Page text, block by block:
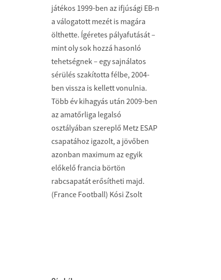
játékos 1999-ben az ifjúsági EB-n
a válogatott mezét is magára
ölthette. Ígéretes pályafutását –
mint oly sok hozzá hasonló
tehetségnek – egy sajnálatos
sérülés szakította félbe, 2004-
ben vissza is kellett vonulnia.
Több év kihagyás után 2009-ben
az amatőrliga legalsó
osztályában szereplő Metz ESAP
csapatához igazolt, a jövőben
azonban maximum az egyik
előkelő francia börtön
rabcsapatát erősítheti majd.
(France Football) Kósi Zsolt